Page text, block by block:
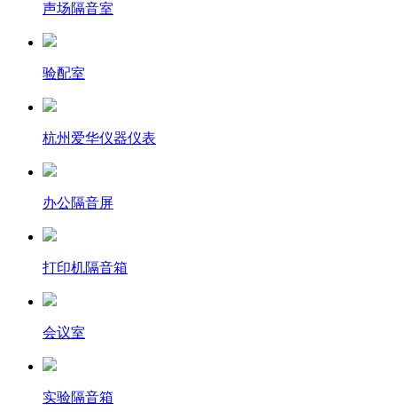
声场隔音室
验配室
杭州爱华仪器仪表
办公隔音屏
打印机隔音箱
会议室
实验隔音箱